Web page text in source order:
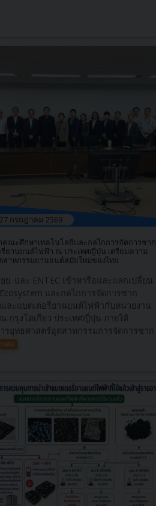
27 กรกฎาคม 2569
คณะศึกษาเทคโนโลยีและกลไกการจัดการซาก
รี่ยานยนต์ไฟฟ้า ณ ประเทศญี่ปุ่น เตรียมความ
สาหกรรมยานยนต์สมัยใหม่ของไทย
ย. และ ENTEC เข้าหารือและแลกเปลี่ยน
และกลไกการจัดการซาก
ละแบตเตอรี่ยานยนต์ไฟฟ้ากับหน่วยงาน
กรุงโตเกียว ประเทศญี่ปุ่น ภายใต้
รยุทธศาสตร์อุตสาหกรรมการจัดการซาก
นต่อ